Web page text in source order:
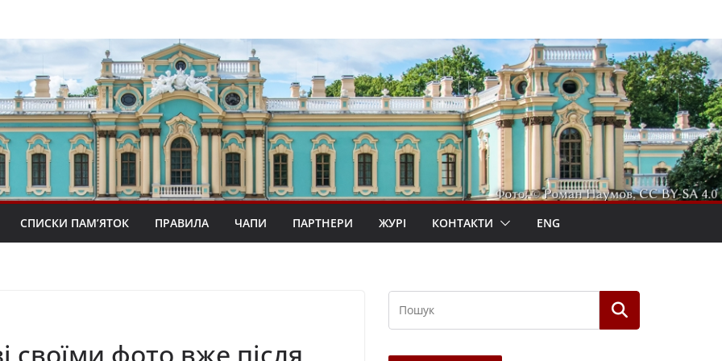
СПИСКИ ПАМ’ЯТОК ПРАВИЛА ЧАПИ ПАРТНЕРИ ЖУРІ КОНТАКТИ ENG
фото вже після